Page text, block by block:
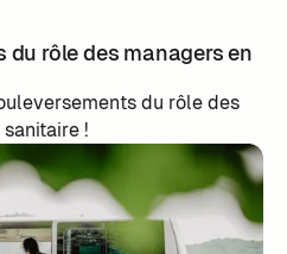
du rôle des managers en
du rôle des
!